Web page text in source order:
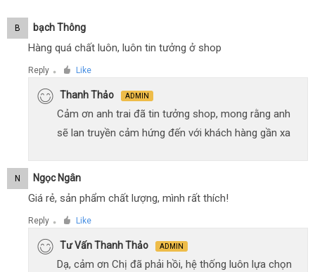
B Bạch Thông
Hàng quá chất luôn, luôn tin tưởng ở shop
Reply ● Like
Thanh Thảo ADMIN
Cảm ơn anh trai đã tin tưởng shop, mong rằng anh
sẽ lan truyền cảm hứng đến với khách hàng gần xa
N Ngọc Ngân
Giá rẻ, sản phẩm chất lượng, mình rất thích!
Reply ● Like
Tư Vấn Thanh Thảo ADMIN
Dạ, cảm ơn Chị đã phải hồi, hệ thống luôn lựa chọn